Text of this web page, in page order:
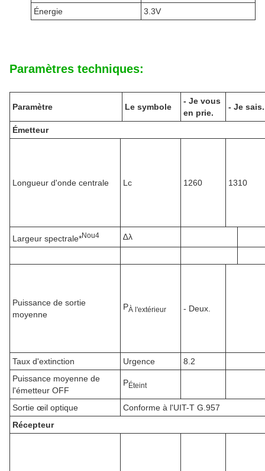
Énergie
3.3V
Paramètres techniques:
Paramètre Le symbole
- Je vous
en prie.
- Je sais.
Émetteur
Longueur d'onde centrale Lc 1260 1310
Largeur spectrale*Nou4 ∆λ
Puissance de sortie
moyenne
PÀ l'extérieur - Deux.
Taux d'extinction Urgence
8.2
Puissance moyenne de
l'émetteur OFF
PÉteint
Sortie œil optique
Conforme à l'UIT-T G.957
Récepteur